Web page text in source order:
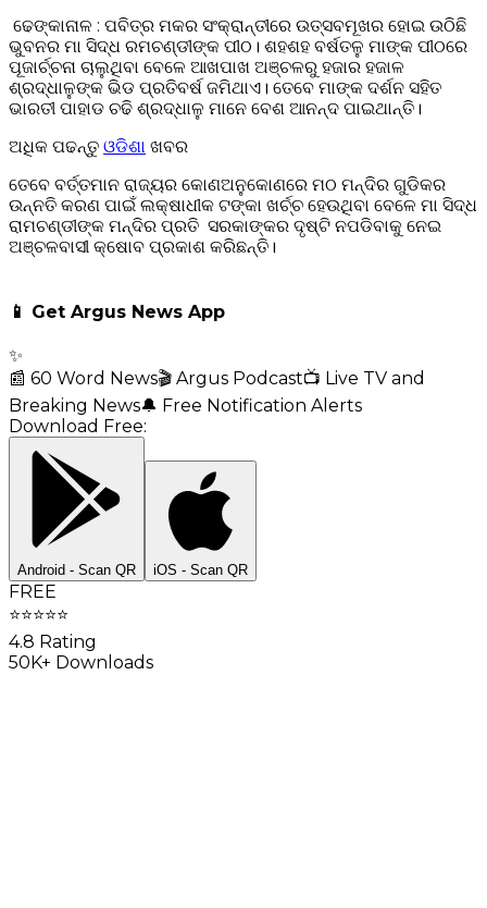
ଢେଙ୍କାନାଳ : ପବିତ୍ର ମକର ସଂକ୍ରାନ୍ତୀରେ ଉତ୍ସବମୂଖର ହୋଇ ଉଠିଛି
ଭୁବନର ମା ସିଦ୍ଧ ରମଚଣ୍ଡୀଙ୍କ ପୀଠ। ଶହଶହ ବର୍ଷତଳୁ ମାଙ୍କ ପୀଠରେ
ପୂଜାର୍ଚ୍ଚନା ଚାଲୁଥିବା ବେଳେ ଆଖପାଖ ଅଞ୍ଚଳରୁ ହଜାର ହଜାଳ
ଶ୍ରଦ୍ଧାଳୁଙ୍କ ଭିଡ ପ୍ରତିବର୍ଷ ଜମିଥାଏ। ତେବେ ମାଙ୍କ ଦର୍ଶନ ସହିତ
ଭାରତୀ ପାହାଡ ଚଢି ଶ୍ରଦ୍ଧାଳୁ ମାନେ ବେଶ ଆନନ୍ଦ ପାଇଥାନ୍ତି।
ଅଧିକ ପଢନ୍ତୁ ଓଡିଶା ଖବର
ତେବେ ବର୍ତ୍ତମାନ ରାଜ୍ୟର କୋଣଅନୁକୋଣରେ ମଠ ମନ୍ଦିର ଗୁଡିକର
ଉନ୍ନତି କରଣ ପାଇଁ ଲକ୍ଷାଧୀକ ଟଙ୍କା ଖର୍ଚ୍ଚ ହେଉଥିବା ବେଳେ ମା ସିଦ୍ଧ
ରାମଚଣ୍ଡୀଙ୍କ ମନ୍ଦିର ପ୍ରତି ସରକାଙ୍କର ଦୃଷ୍ଟି ନପଡିବାକୁ ନେଇ
ଅଞ୍ଚଳବାସୀ କ୍ଷୋବ ପ୍ରକାଶ କରିଛନ୍ତି।
📱 Get Argus News App
✨
📰 60 Word News🎬 Argus Podcast📺 Live TV and
Breaking News🔔 Free Notification Alerts
Download Free:
Android - Scan QR iOS - Scan QR
FREE
⭐⭐⭐⭐⭐
4.8 Rating
50K+ Downloads